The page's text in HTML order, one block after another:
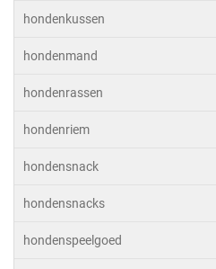
hondenkussen
hondenmand
hondenrassen
hondenriem
hondensnack
hondensnacks
hondenspeelgoed